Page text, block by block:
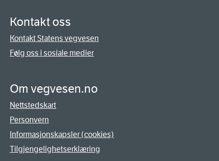
Kontakt oss
Kontakt Statens vegvesen
Følg oss i sosiale medier
Om vegvesen.no
Nettstedskart
Personvern
Informasjonskapsler (cookies)
Tilgjengelighetserklæring